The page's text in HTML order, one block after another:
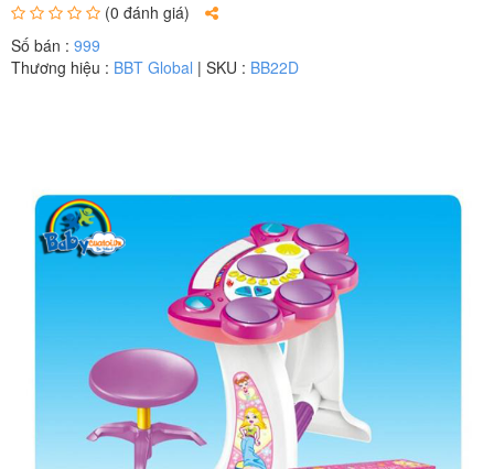
(0 đánh giá)
Số bán : 999
Thương hiệu : BBT Global | SKU : BB22D